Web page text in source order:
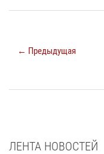
← Предыдущая
ЛЕНТА НОВОСТЕЙ